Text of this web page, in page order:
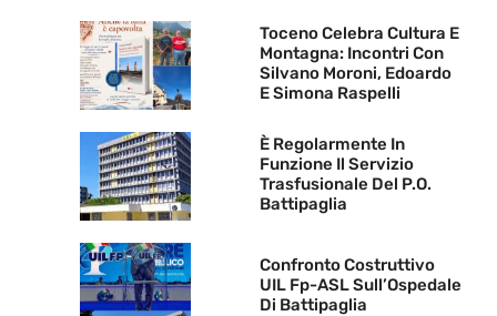
Toceno Celebra Cultura E
Montagna: Incontri Con
Silvano Moroni, Edoardo
E Simona Raspelli
È Regolarmente In
Funzione Il Servizio
Trasfusionale Del P.O.
Battipaglia
Confronto Costruttivo
UIL Fp-ASL Sull’Ospedale
Di Battipaglia